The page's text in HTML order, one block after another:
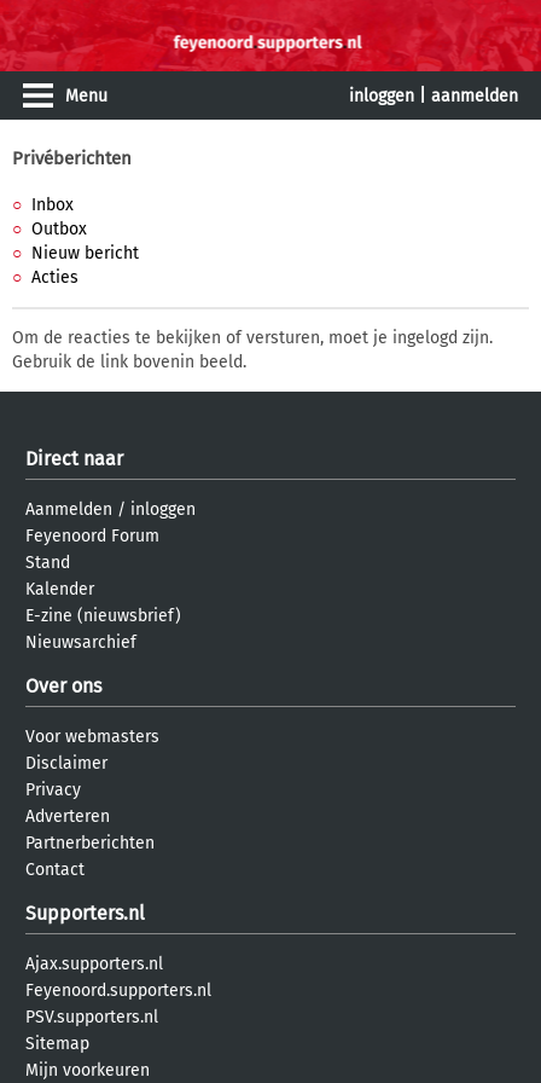
Menu inloggen aanmelden
Privéberichten
Inbox
Outbox
Nieuw bericht
Acties
Om de reacties te bekijken of versturen, moet je ingelogd zijn.
Gebruik de link bovenin beeld.
Direct naar
Aanmelden / inloggen
Feyenoord Forum
Stand
Kalender
E-zine (nieuwsbrief)
Nieuwsarchief
Over ons
Voor webmasters
Disclaimer
Privacy
Adverteren
Partnerberichten
Contact
Supporters.nl
Ajax.supporters.nl
Feyenoord.supporters.nl
PSV.supporters.nl
Sitemap
Mijn voorkeuren